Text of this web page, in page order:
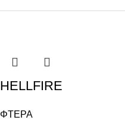
HELLFIRE
ΦΤΕΡΑ